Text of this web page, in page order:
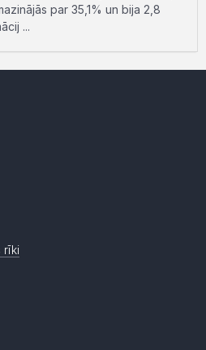
par 35,1% un bija 2,8
...
rīki